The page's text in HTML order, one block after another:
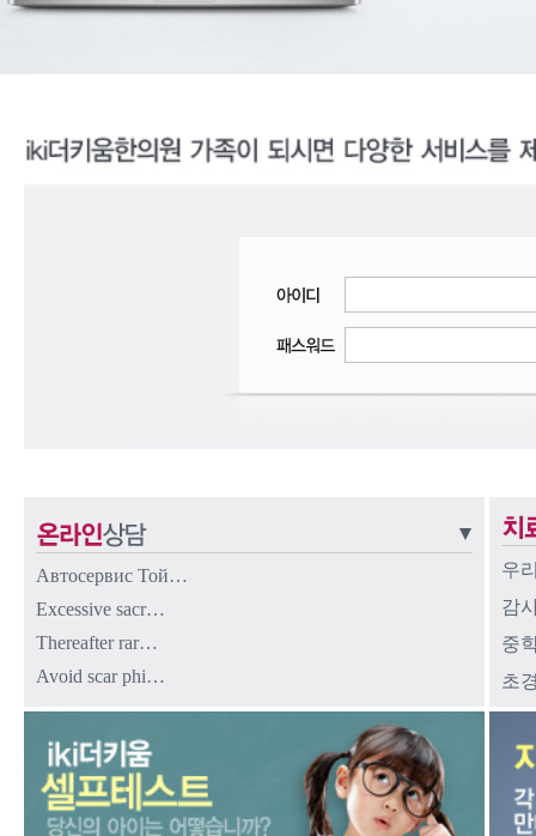
Автосервис Той…
Excessive sacr…
Thereafter rar…
Avoid scar phi…
우
감
중
초